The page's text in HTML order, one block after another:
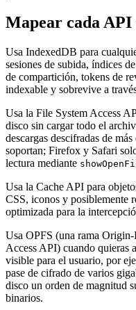
Mapear cada
Usa IndexedDB para
sesiones de subida, índices
de compartición, tokens de
indexable y sobrevive a
Usa la File System Access
disco sin cargar todo el
descargas descifradas de
soportan; Firefox y Safari
lectura mediante
Usa la Cache API para
CSS, iconos y posiblemente
optimizada para la
Usa OPFS (una rama
Access API) cuando quieras
visible para el usuario, por
pase de cifrado de varios
disco un orden de magnitud
binarios.